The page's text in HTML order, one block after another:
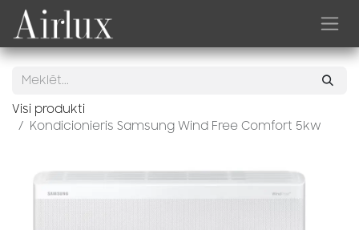
Skip to Content
Visi produkti
Kondicionieris Samsung Wind Free Comfort 5kw